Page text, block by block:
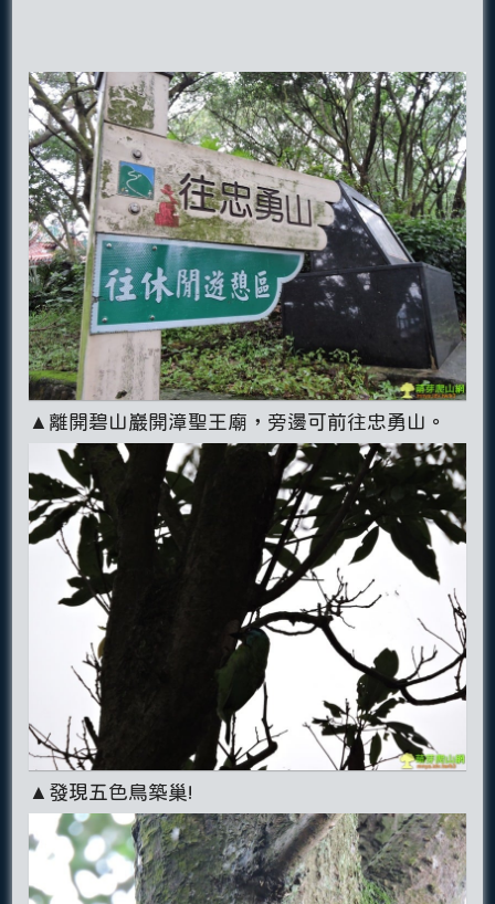
▲離開碧山巖開漳聖王廟，旁邊可前往忠勇山。
▲發現五色鳥築巢!